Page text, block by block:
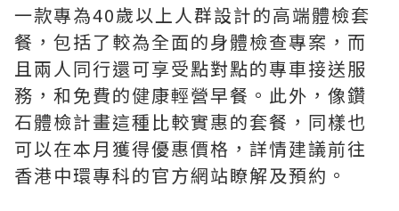
一款專為40歲以上人群設計的高端體檢套
餐，包括了較為全面的身體檢查專案，而
且兩人同行還可享受點對點的專車接送服
務，和免費的健康輕營早餐。此外，像鑽
石體檢計畫這種比較實惠的套餐，同樣也
可以在本月獲得優惠價格，詳情建議前往
香港中環專科的官方網站瞭解及預約。